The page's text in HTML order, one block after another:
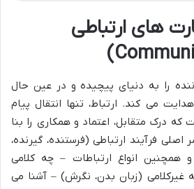
های ارتباطی
را به دنیای پیچیده و در عین حال
می کند. ارتباط، تنها انتقال پیام
درک متقابل، اعتماد و همکاری را بنا
اصلی فرآیند ارتباطی (فرستنده، گیرنده،
و همچنین انواع ارتباطات – چه کلامی
غیرکلامی (زبان بدن، نگرش) – آشنا می